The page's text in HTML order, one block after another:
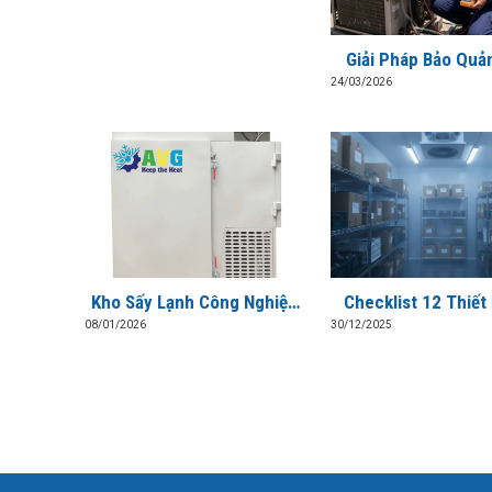
Giải Pháp Bảo
Hóa Trong Kho Lạnh
24/03/2026
Kho Sấy Lạnh Công Nghiệp:
Giải Pháp Giữ Màu, Giữ Chất,
08/01/2026
Checklist 12 Thiết
Lạnh Tiết Kiệm
30/12/2025